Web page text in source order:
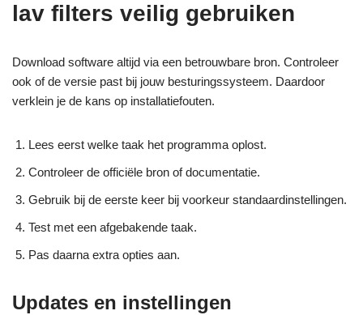
lav filters veilig gebruiken
Download software altijd via een betrouwbare bron. Controleer
ook of de versie past bij jouw besturingssysteem. Daardoor
verklein je de kans op installatiefouten.
Lees eerst welke taak het programma oplost.
Controleer de officiële bron of documentatie.
Gebruik bij de eerste keer bij voorkeur standaardinstellingen.
Test met een afgebakende taak.
Pas daarna extra opties aan.
Updates en instellingen